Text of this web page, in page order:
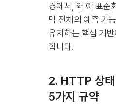
경에서, 왜 이 표준
템 전체의 예측 가
유지하는 핵심 기
합니다.
2. HTTP 상태
5가지 규약